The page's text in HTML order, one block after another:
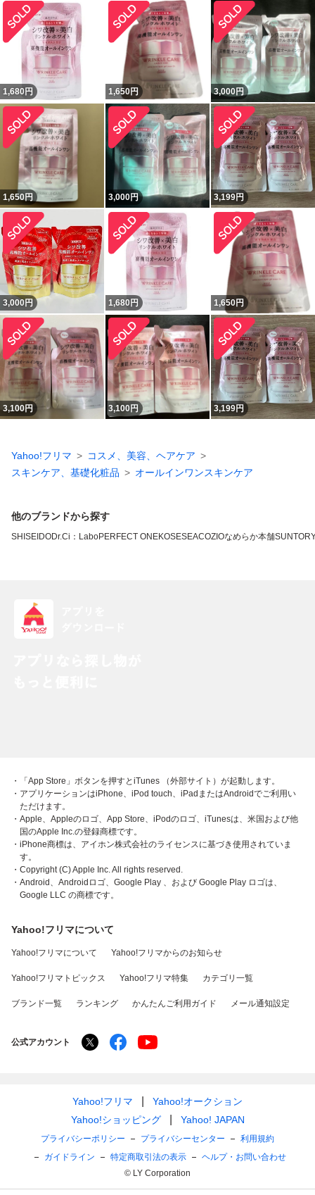
1,680円 1,650円 3,000円
1,650円 3,000円 3,199円
3,000円 1,680円 1,650円
3,100円 3,100円 3,199円
Yahoo!フリマ
コスメ、美容、ヘアケア
スキンケア、基礎化粧品
オールインワンスキンケア
他のブランドから探す
SHISEIDODr.Ci：LaboPERFECT ONEKOSESEACOZIOなめらか本舗
・「App Store」ボタンを押すとiTunes （外部サイト）が起動します。
・アプリケーションはiPhone、iPod touch、iPadまたはAndroidでご利用い
ただけます。
・Apple、Appleのロゴ、App Store、iPodのロゴ、iTunesは、米国および他
国のApple Inc.の登録商標です。
・iPhone商標は、アイホン株式会社のライセンスに基づき使用されていま
す。
・Copyright (C) Apple Inc. All rights reserved.
・Android、Androidロゴ、Google Play 、および Google Play ロゴは、
Google LLC の商標です。
Yahoo!フリマについて
Yahoo!フリマについて Yahoo!フリマからのお知らせ
Yahoo!フリマトピックス Yahoo!フリマ特集 カテゴリ一覧
ブランド一覧 ランキング かんたんご利用ガイド メール通知設定
公式アカウント
Yahoo!フリマ
Yahoo!オークション
Yahoo!ショッピング
Yahoo! JAPAN
プライバシーポリシー プライバシーセンター
利用規約
ガイドライン
特定商取引法の表示
ヘルプ・お問い合わせ
© LY Corporation